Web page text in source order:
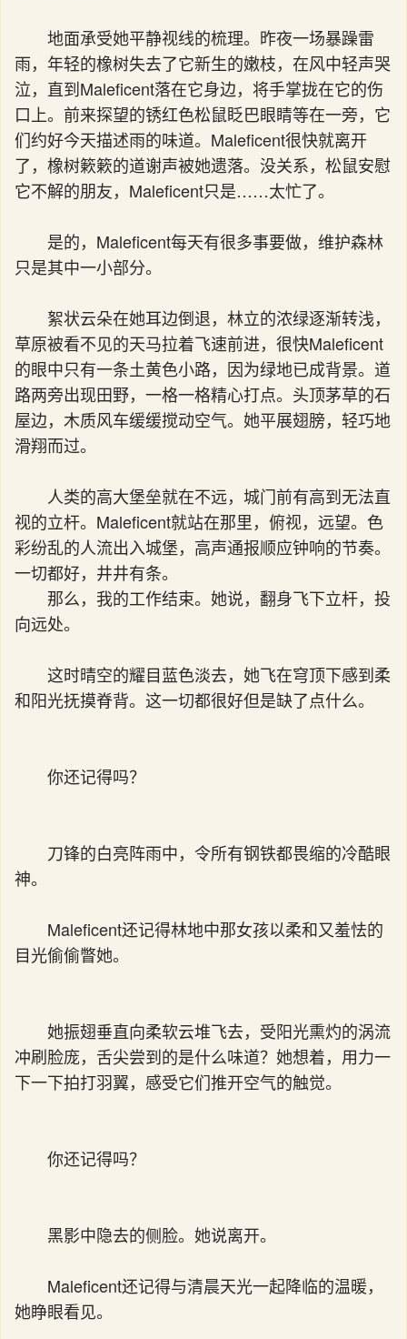
地面承受她平静视线的梳理。昨夜一场暴躁雷
雨，年轻的橡树失去了它新生的嫩枝，在风中轻声哭
泣，直到Maleficent落在它身边，将手掌拢在它的伤
口上。前来探望的锈红色松鼠眨巴眼睛等在一旁，它
们约好今天描述雨的味道。Maleficent很快就离开
了，橡树簌簌的道谢声被她遗落。没关系，松鼠安慰
它不解的朋友，Maleficent只是……太忙了。
是的，Maleficent每天有很多事要做，维护森林
只是其中一小部分。
絮状云朵在她耳边倒退，林立的浓绿逐渐转浅，
草原被看不见的天马拉着飞速前进，很快Maleficent
的眼中只有一条土黄色小路，因为绿地已成背景。道
路两旁出现田野，一格一格精心打点。头顶茅草的石
屋边，木质风车缓缓搅动空气。她平展翅膀，轻巧地
滑翔而过。
人类的高大堡垒就在不远，城门前有高到无法直
视的立杆。Maleficent就站在那里，俯视，远望。色
彩纷乱的人流出入城堡，高声通报顺应钟响的节奏。
一切都好，井井有条。
那么，我的工作结束。她说，翻身飞下立杆，投
向远处。
这时晴空的耀目蓝色淡去，她飞在穹顶下感到柔
和阳光抚摸脊背。这一切都很好但是缺了点什么。
你还记得吗？
刀锋的白亮阵雨中，令所有钢铁都畏缩的冷酷眼
神。
Maleficent还记得林地中那女孩以柔和又羞怯的
目光偷偷瞥她。
她振翅垂直向柔软云堆飞去，受阳光熏灼的涡流
冲刷脸庞，舌尖尝到的是什么味道？她想着，用力一
下一下拍打羽翼，感受它们推开空气的触觉。
你还记得吗？
黑影中隐去的侧脸。她说离开。
Maleficent还记得与清晨天光一起降临的温暖，
她睁眼看见。